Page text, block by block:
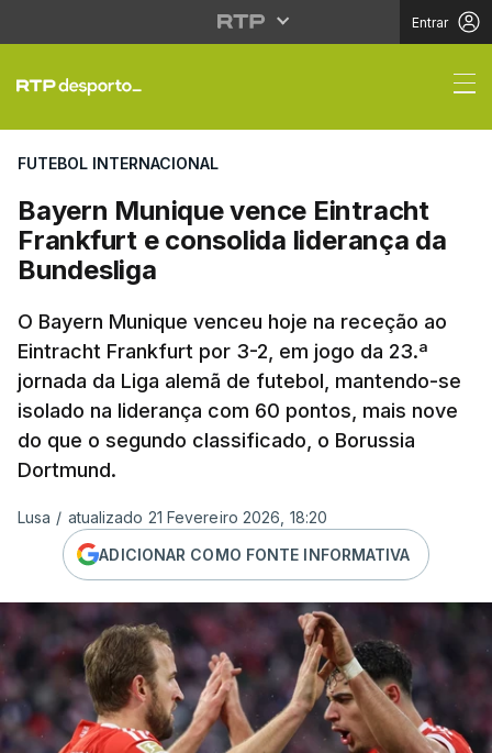
Entrar
Bayern Munique
FUTEBOL INTERNACIONAL
Bayern Munique vence Eintracht
Frankfurt e consolida liderança da
Bundesliga
O Bayern Munique venceu hoje na receção ao
Eintracht Frankfurt por 3-2, em jogo da 23.ª
jornada da Liga alemã de futebol, mantendo-se
isolado na liderança com 60 pontos, mais nove
do que o segundo classificado, o Borussia
Dortmund.
Lusa / atualizado 21 Fevereiro 2026, 18:20
ADICIONAR COMO FONTE INFORMATIVA